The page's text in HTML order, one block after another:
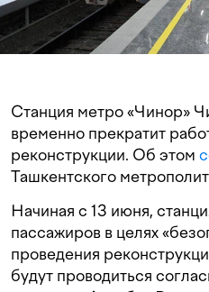
Станция метро «Чинор»
временно прекратит
реконструкции. Об этом
Ташкентского
Начиная с 13 июня,
пассажиров в целях
проведения
будут проводиться